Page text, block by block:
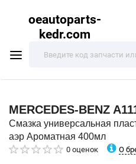
oeautoparts-
kedr.com
MERCEDES-BENZ
Смазка универсальная
аэр Ароматная 400мл
0 оценок О